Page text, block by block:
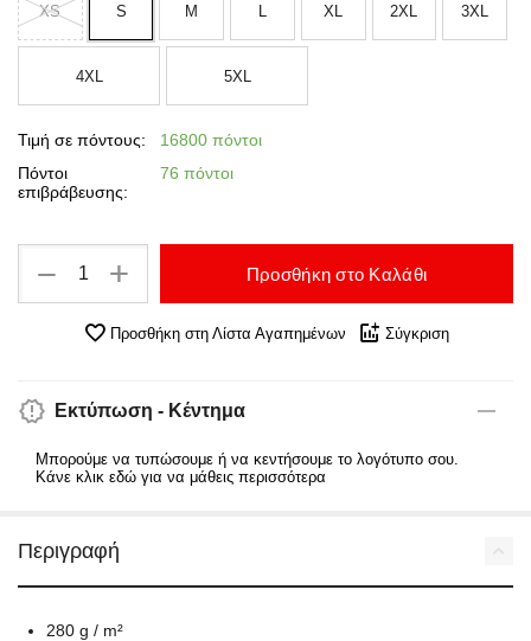
XS S M L XL 2XL 3XL
4XL 5XL
Τιμή σε πόντους:
16800 πόντοι
Πόντοι
επιβράβευσης:
76 πόντοι
+
− Προσθήκη στο Καλάθι
Προσθήκη στη Λίστα Αγαπημένων Σύγκριση
Εκτύπωση - Κέντημα
Μπορούμε να τυπώσουμε ή να κεντήσουμε το λογότυπο σου.
Κάνε κλικ εδώ για να μάθεις περισσότερα
Περιγραφή
280 g / m²